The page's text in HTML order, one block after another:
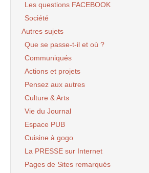
Les questions FACEBOOK
Société
Autres sujets
Que se passe-t-il et où ?
Communiqués
Actions et projets
Pensez aux autres
Culture & Arts
Vie du Journal
Espace PUB
Cuisine à gogo
La PRESSE sur Internet
Pages de Sites remarqués